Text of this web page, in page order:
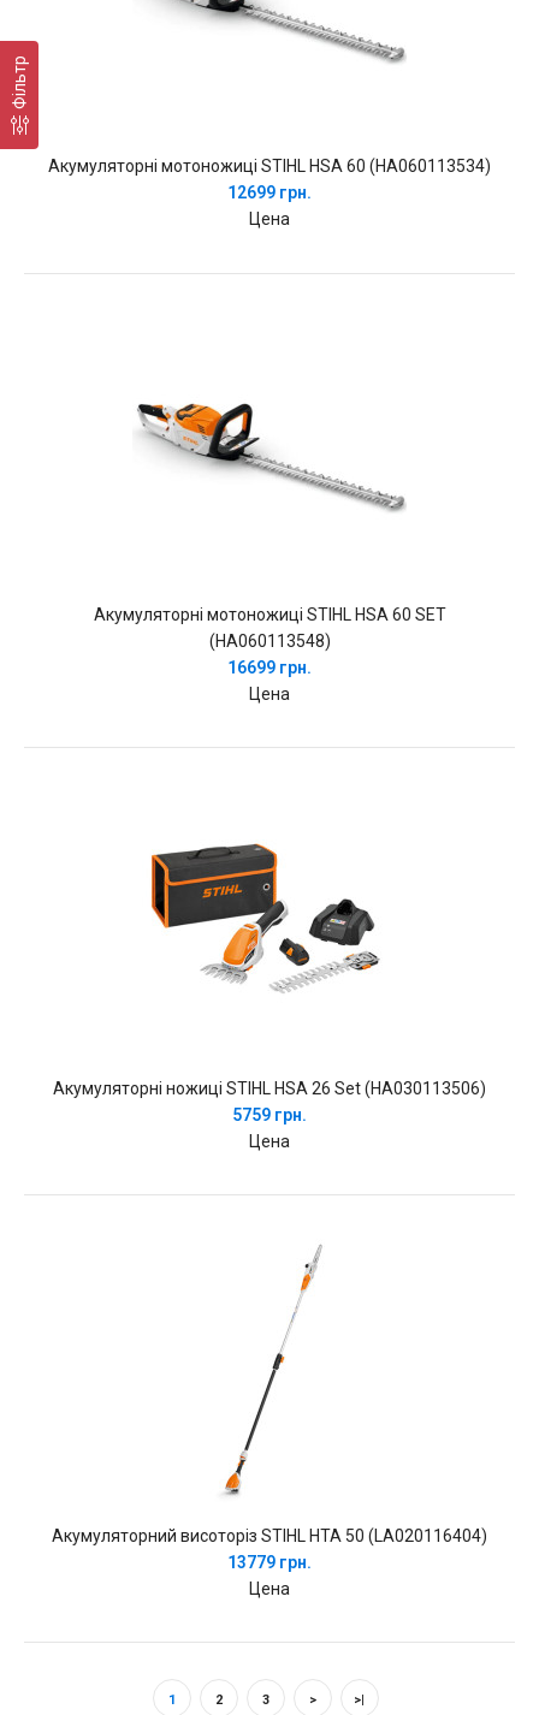
Фільтр
Акумуляторні мотоножиці STIHL HSA 60 (HA060113534)
12699 грн.
Цена
Акумуляторні мотоножиці STIHL HSA 60 SET
(HA060113548)
16699 грн.
Цена
Акумуляторні ножиці STIHL HSA 26 Set (HA030113506)
5759 грн.
Цена
Акумуляторний висоторіз STIHL HTA 50 (LA020116404)
13779 грн.
Цена
1 2 3 > >|